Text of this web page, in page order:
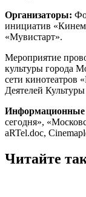
Организаторы:
инициатив
«Мувистарт».
Мероприятие
культуры города
сети кинотеатров
Деятелей
Информационные
сегодня»,
aRTel.doc,
Читайте